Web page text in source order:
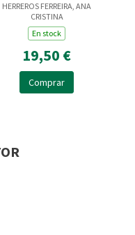
HERREROS FERREIRA, ANA
CRISTINA
En stock
19,50 €
Comprar